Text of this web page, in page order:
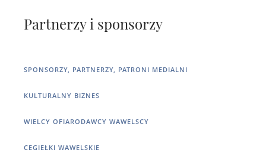
Partnerzy i sponsorzy
SPONSORZY, PARTNERZY, PATRONI MEDIALNI
KULTURALNY BIZNES
WIELCY OFIARODAWCY WAWELSCY
CEGIEŁKI WAWELSKIE